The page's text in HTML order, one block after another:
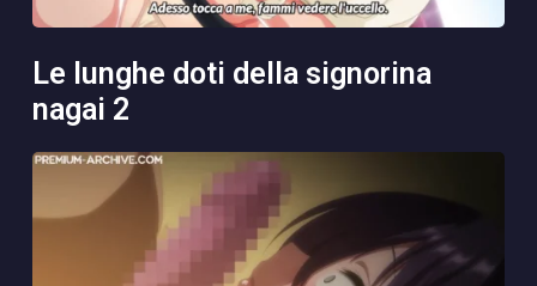
le lunghe doti della signorina
nagai 2